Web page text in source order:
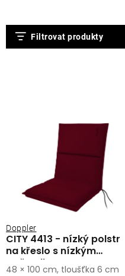
Deštníky
Gastro produkty
Kolekce
Prodávané značky
Filtrovat produkty
V
ý
ů
CITY 4413 - nízký polstr
na křeslo s nízkým
opěradlem
Doppler
48 × 100 cm, tloušťka 6 cm